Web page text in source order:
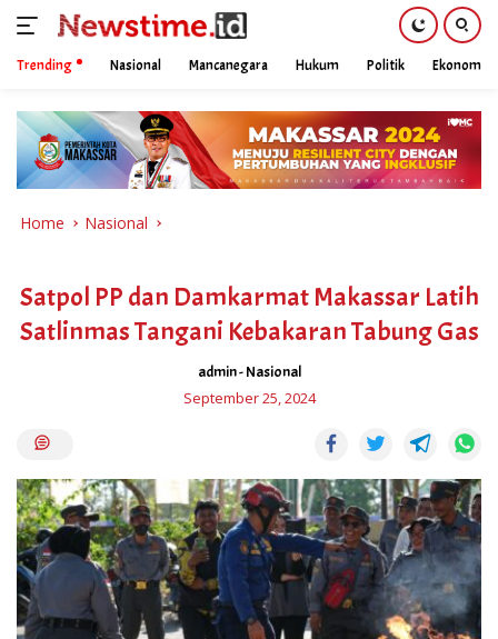
content
Trending Nasional Mancanegara Hukum Politik Ekonomi
Home Nasional
Satpol PP dan Damkarmat Makassar Latih
Satlinmas Tangani Kebakaran Tabung Gas
admin-Nasional
September 25, 2024